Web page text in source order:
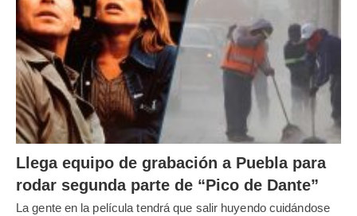
Llega equipo de grabación a Puebla para
rodar segunda parte de “Pico de Dante”
La gente en la película tendrá que salir huyendo cuidándose